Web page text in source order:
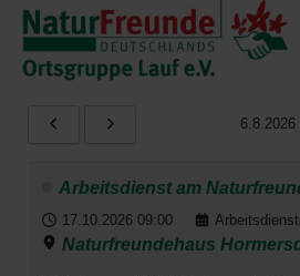
6.8.2026
Arbeitsdienst am
17.10.2026 09:00
Naturfreundehaus